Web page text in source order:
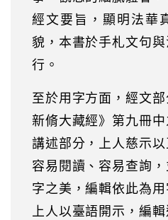
經文要旨，顯明法華
貌，本書於手札文句
行。
至於用字方面，經文
新脩大藏經》第九冊
講述部分，上人慈示
容易閱讀、容易查詢
字之美，編輯依此為
上人以臺語開示，編